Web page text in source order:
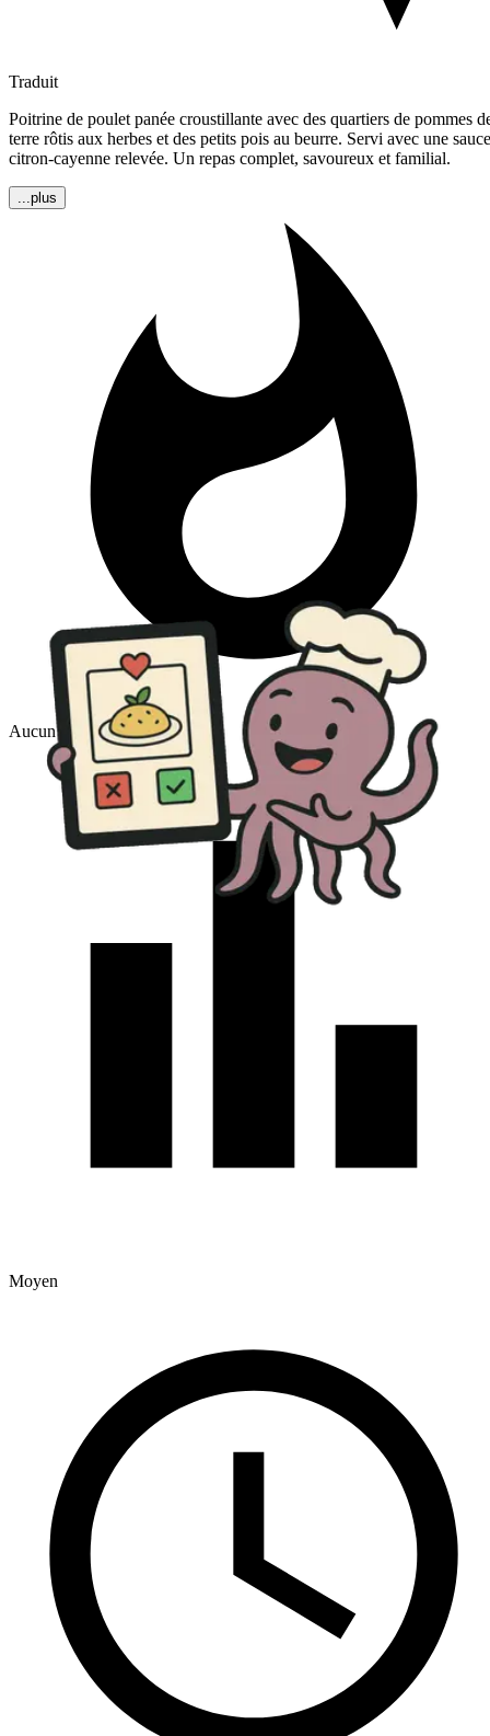
Traduit
Poitrine de poulet panée croustillante avec des quartiers de pommes
terre rôtis aux herbes et des petits pois au beurre. Servi avec une sauce
citron-cayenne relevée. Un repas complet, savoureux et familial.
...plus
Aucun
Moyen